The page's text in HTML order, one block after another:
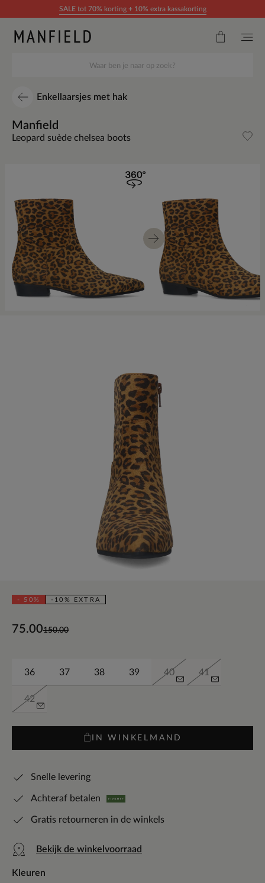
Doorgaan naar artikelSALE tot 70% korting + 10% extra kassakorting
Enkellaarsjes met hak
- 50% -10% EXTRA
Manfield
Leopard suède chelsea boots
150.00
75.00
36 37 38 39 40 41
42
IN WINKELMAND
Snelle levering
Achteraf betalen
Gratis retourneren in de winkels
Bekijk de winkelvoorraad
Kleuren